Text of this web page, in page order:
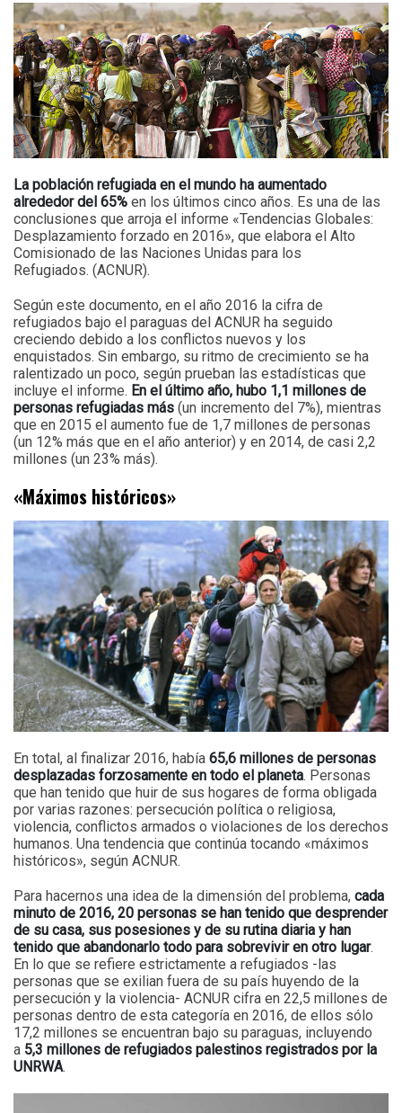
La población refugiada en el mundo ha aumentado
alrededor del 65% en los últimos cinco años. Es una de las
conclusiones que arroja el informe «Tendencias Globales:
Desplazamiento forzado en 2016», que elabora el Alto
Comisionado de las Naciones Unidas para los
Refugiados. (ACNUR).
Según este documento, en el año 2016 la cifra de
refugiados bajo el paraguas del ACNUR ha seguido
creciendo debido a los conflictos nuevos y los
enquistados. Sin embargo, su ritmo de crecimiento se ha
ralentizado un poco, según prueban las estadísticas que
incluye el informe. En el último año, hubo 1,1 millones de
personas refugiadas más (un incremento del 7%), mientras
que en 2015 el aumento fue de 1,7 millones de personas
(un 12% más que en el año anterior) y en 2014, de casi 2,2
millones (un 23% más).
«Máximos históricos»
En total, al finalizar 2016, había 65,6 millones de personas
desplazadas forzosamente en todo el planeta. Personas
que han tenido que huir de sus hogares de forma obligada
por varias razones: persecución política o religiosa,
violencia, conflictos armados o violaciones de los derechos
humanos. Una tendencia que continúa tocando «máximos
históricos», según ACNUR.
Para hacernos una idea de la dimensión del problema, cada
minuto de 2016, 20 personas se han tenido que desprender
de su casa, sus posesiones y de su rutina diaria y han
tenido que abandonarlo todo para sobrevivir en otro lugar.
En lo que se refiere estrictamente a refugiados -las
personas que se exilian fuera de su país huyendo de la
persecución y la violencia- ACNUR cifra en 22,5 millones de
personas dentro de esta categoría en 2016, de ellos sólo
17,2 millones se encuentran bajo su paraguas, incluyendo
a 5,3 millones de refugiados palestinos registrados por la
UNRWA.